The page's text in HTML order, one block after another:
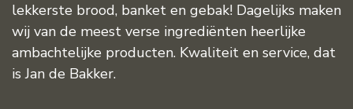
lekkerste brood, banket en gebak! Dagelijks maken
wij van de meest verse ingrediënten heerlijke
ambachtelijke producten. Kwaliteit en service, dat
is Jan de Bakker.